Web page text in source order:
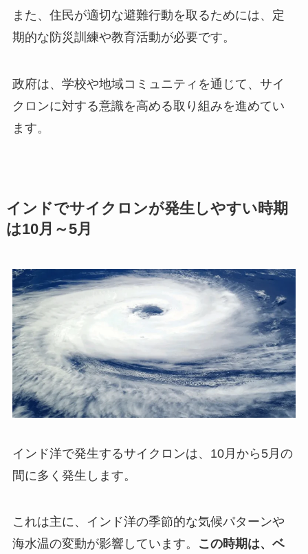
また、住民が適切な避難行動を取るためには、定
期的な防災訓練や教育活動が必要です。
政府は、学校や地域コミュニティを通じて、サイ
クロンに対する意識を高める取り組みを進めてい
ます。
インドでサイクロンが発生しやすい時期
は10月～5月
インド洋で発生するサイクロンは、10月から5月の
間に多く発生します。
これは主に、インド洋の季節的な気候パターンや
海水温の変動が影響しています。
この時期は、ベ